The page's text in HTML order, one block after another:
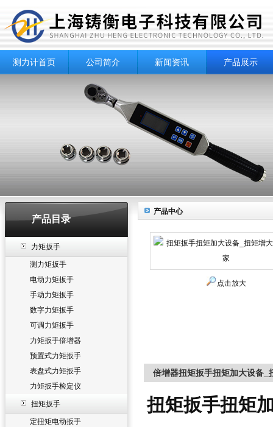
测力计首页 公司简介 新闻资讯 产品展示
产品目录
力矩扳手
测力矩扳手
电动力矩扳手
手动力矩扳手
数字力矩扳手
可调力矩扳手
力矩扳手倍增器
预置式力矩扳手
表盘式力矩扳手
力矩扳手检定仪
扭矩扳手
定扭矩电动扳手
产品中心
点击放大
倍增器扭矩扳手扭矩加大设备_
扭矩扳手扭矩